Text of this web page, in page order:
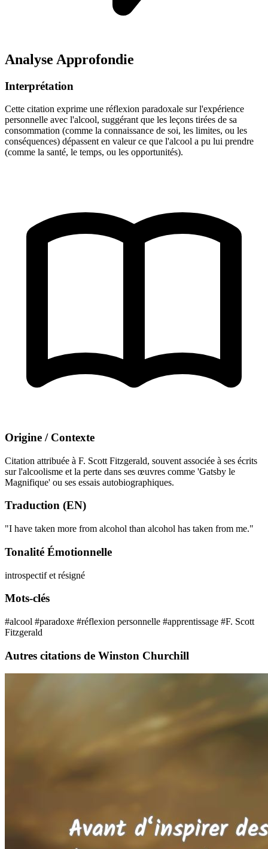
Analyse Approfondie
Interprétation
Cette citation exprime une réflexion paradoxale sur l'expérience
personnelle avec l'alcool, suggérant que les leçons tirées de sa
consommation (comme la connaissance de soi, les limites, ou les
conséquences) dépassent en valeur ce que l'alcool a pu lui prendre
(comme la santé, le temps, ou les opportunités).
Origine / Contexte
Citation attribuée à F. Scott Fitzgerald, souvent associée à ses écrits
sur l'alcoolisme et la perte dans ses œuvres comme 'Gatsby le
Magnifique' ou ses essais autobiographiques.
Traduction (EN)
"I have taken more from alcohol than alcohol has taken from me."
Tonalité Émotionnelle
introspectif et résigné
Mots-clés
#alcool #paradoxe #réflexion personnelle #apprentissage #F. Scott
Fitzgerald
Autres citations de Winston Churchill